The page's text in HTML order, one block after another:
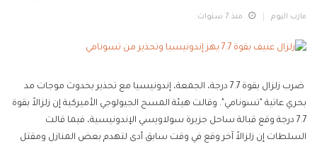
مارب اليوم منذ 7 سنوات
ضرب زلزال بقوة 7.7 درجة، الجمعة، إندونيسيا مع تحذير بحدوث موجات مد
بحري عاتية "تسونامي". وقالت هيئة المسح الجيولوجي الأميركية إن زلزالاً بقوة
7.7 درجة وقع قبالة ساحل جزيرة سولاويسي الإندونيسية، فيما قالت
السلطات إن زلزالاً آخر وقع في وقت سابق أدى لتهدم بعض المنازل ومقتل